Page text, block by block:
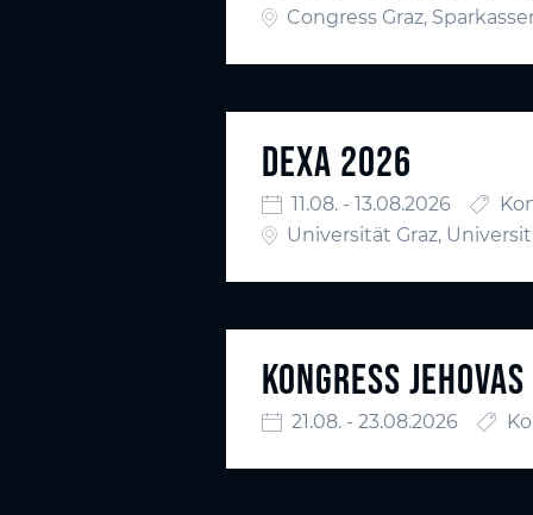
Congress Graz,
DEXA 2026
11.08. - 13.08.2026
Universität Graz,
KONGRESS
21.08. - 23.08.2026